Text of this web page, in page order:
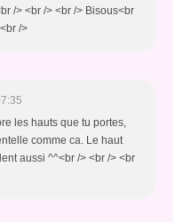
/> <br /> <br /> Bisous<br
/>
les hauts que tu portes,
comme ca. Le haut
aussi ^^<br /> <br /> <br